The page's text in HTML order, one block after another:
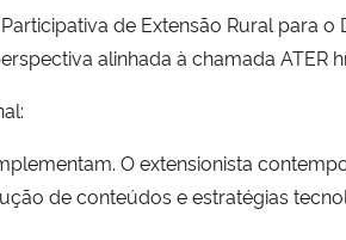
de Extensão Rural para o
alinhada à chamada ATER
O extensionista
de conteúdos e estratégias